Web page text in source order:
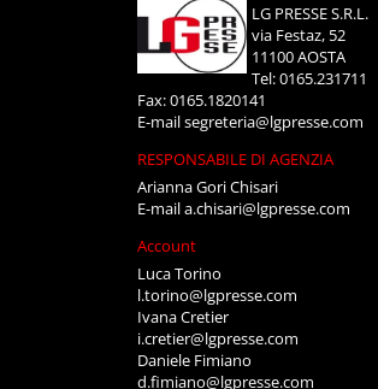
LG PRESSE S.R.L.
via Festaz, 52
11100 AOSTA
Tel: 0165.231711
Fax: 0165.1820141
E-mailsegreteria@lgpresse.com
RESPONSABILE DI AGENZIA
Arianna Gori Chisari
E-maila.chisari@lgpresse.com
Account
Luca Torino
l.torino@lgpresse.com
Ivana Cretier
i.cretier@lgpresse.com
Daniele Fimiano
d.fimiano@lgpresse.com